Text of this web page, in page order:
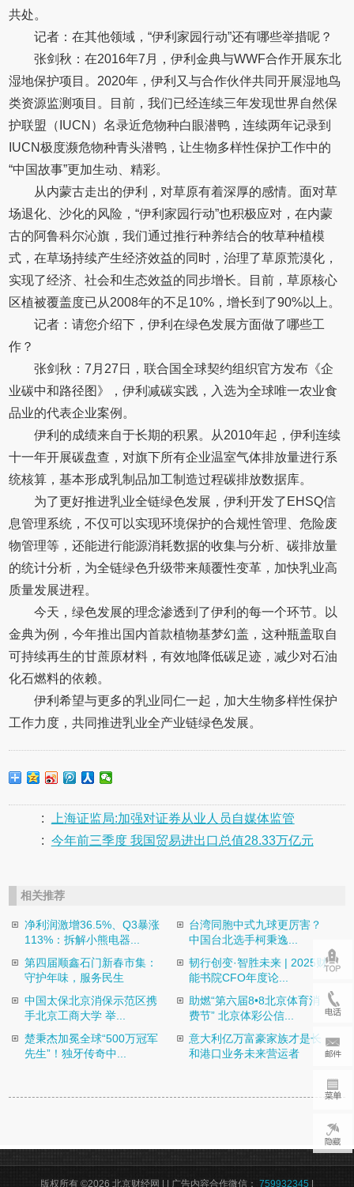
共处。
记者：在其他领域，“伊利家园行动”还有哪些举措呢？
张剑秋：在2016年7月，伊利金典与WWF合作开展东北
湿地保护项目。2020年，伊利又与合作伙伴共同开展湿地鸟
类资源监测项目。目前，我们已经连续三年发现世界自然保
护联盟（IUCN）名录近危物种白眼潜鸭，连续两年记录到
IUCN极度濒危物种青头潜鸭，让生物多样性保护工作中的
“中国故事”更加生动、精彩。
从内蒙古走出的伊利，对草原有着深厚的感情。面对草
场退化、沙化的风险，“伊利家园行动”也积极应对，在内蒙
古的阿鲁科尔沁旗，我们通过推行种养结合的牧草种植模
式，在草场持续产生经济效益的同时，治理了草原荒漠化，
实现了经济、社会和生态效益的同步增长。目前，草原核心
区植被覆盖度已从2008年的不足10%，增长到了90%以上。
记者：请您介绍下，伊利在绿色发展方面做了哪些工
作？
张剑秋：7月27日，联合国全球契约组织官方发布《企
业碳中和路径图》，伊利减碳实践，入选为全球唯一农业食
品业的代表企业案例。
伊利的成绩来自于长期的积累。从2010年起，伊利连续
十一年开展碳盘查，对旗下所有企业温室气体排放量进行系
统核算，基本形成乳制品加工制造过程碳排放数据库。
为了更好推进乳业全链绿色发展，伊利开发了EHSQ信
息管理系统，不仅可以实现环境保护的合规性管理、危险废
物管理等，还能进行能源消耗数据的收集与分析、碳排放量
的统计分析，为全链绿色升级带来颠覆性变革，加快乳业高
质量发展进程。
今天，绿色发展的理念渗透到了伊利的每一个环节。以
金典为例，今年推出国内首款植物基梦幻盖，这种瓶盖取自
可持续再生的甘蔗原材料，有效地降低碳足迹，减少对石油
化石燃料的依赖。
伊利希望与更多的乳业同仁一起，加大生物多样性保护
工作力度，共同推进乳业全产业链绿色发展。
:
上海证监局:加强对证券从业人员自媒体监管
: 今年前三季度 我国贸易进出口总值28.33万亿元
相关推荐
净利润激增36.5%、Q3暴涨
113%：拆解小熊电器...
台湾同胞中式九球更厉害？
中国台北选手柯秉逸...
第四届顺鑫石门新春市集：
守护年味，服务民生
韧行创变·智胜未来 | 2025财
能书院CFO年度论...
中国太保北京消保示范区携
手北京工商大学 举...
助燃“第六届8•8北京体育消
费节” 北京体彩公信...
楚秉杰加冕全球“500万冠军
先生”！独牙传奇中...
意大利亿万富豪家族才是长
和港口业务未来营运者
版权所有 ©2026 北京财经网 | | 广告内容合作微信： 759932345